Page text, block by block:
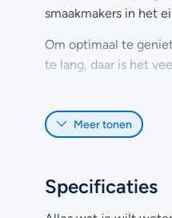
smaakmakers in het
Om optimaal te
te lang, daar is het
heeft een doorsnee
graag!
Meer tonen
Specificaties